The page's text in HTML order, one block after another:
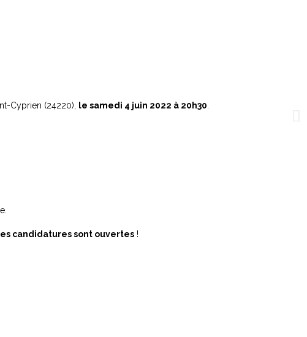
Cyprien (24220), le samedi 4 juin 2022 à 20h30
candidatures sont ouvertes !